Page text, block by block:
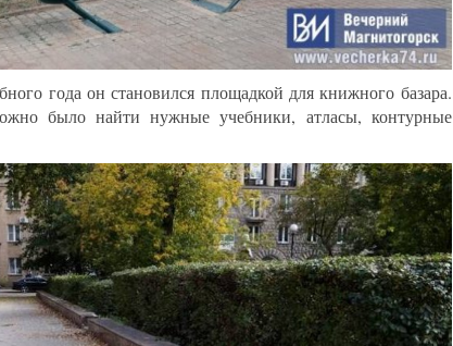
года он становился площадкой для книжного базара.
было найти нужные учебники, атласы, контурные